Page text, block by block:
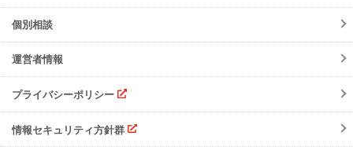
注意事項
個別相談
運営者情報
プライバシーポリシー
情報セキュリティ方針群